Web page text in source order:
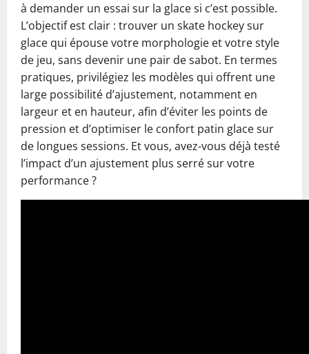
à demander un essai sur la glace si c’est possible.
L’objectif est clair : trouver un skate hockey sur
glace qui épouse votre morphologie et votre style
de jeu, sans devenir une pair de sabot. En termes
pratiques, privilégiez les modèles qui offrent une
large possibilité d’ajustement, notamment en
largeur et en hauteur, afin d’éviter les points de
pression et d’optimiser le confort patin glace sur
de longues sessions. Et vous, avez-vous déjà testé
l’impact d’un ajustement plus serré sur votre
performance ?